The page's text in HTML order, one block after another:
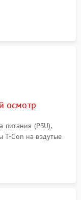
тестовых
поломки.
осмотр
питания (PSU),
T-Con на вздутые
шлейфов.